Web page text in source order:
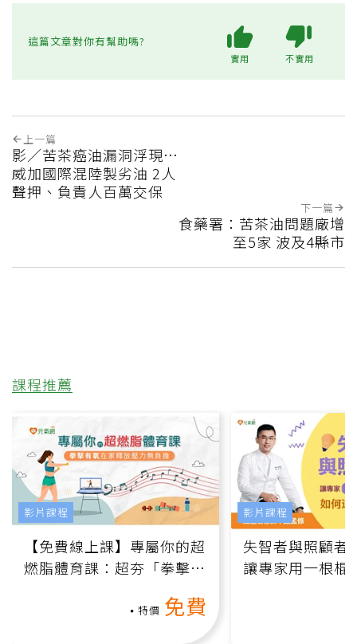
這篇文章對你有幫助嗎?
實用 不實用
上一篇
影／苦茶癌油漏洞浮現…
威加國際混陸製劣油 2人
聲押、負責人百萬交保
下一篇
食藥署：苦茶油問題廠增
至5家 波及4縣市
課程推薦
【免費線上課】專屬你的超
燃脂體育課：超夯「拳擊有
特價 免費
影片課程
失智者與照顧者
讓專家用一根棍
影片課程